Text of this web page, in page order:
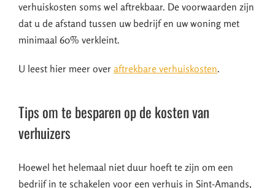
verhuiskosten soms wel aftrekbaar. De voorwaarden zijn
dat u de afstand tussen uw bedrijf en uw woning met
minimaal 60% verkleint.
U leest hier meer over aftrekbare verhuiskosten.
Tips om te besparen op de kosten van
verhuizers
Hoewel het helemaal niet duur hoeft te zijn om een
bedrijf in te schakelen voor een verhuis in Sint-Amands,